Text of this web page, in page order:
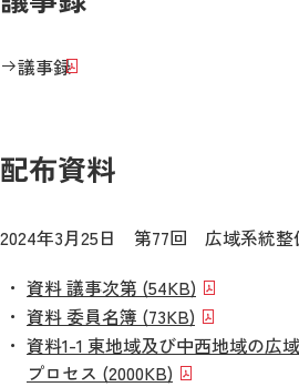
議事録
配布資料
2024年3月25日 第77回 広域系統
資料 議事次第 (54KB)
資料 委員名簿 (73KB)
資料1-1 東地域及び中西地域の広
プロセス (2000KB)